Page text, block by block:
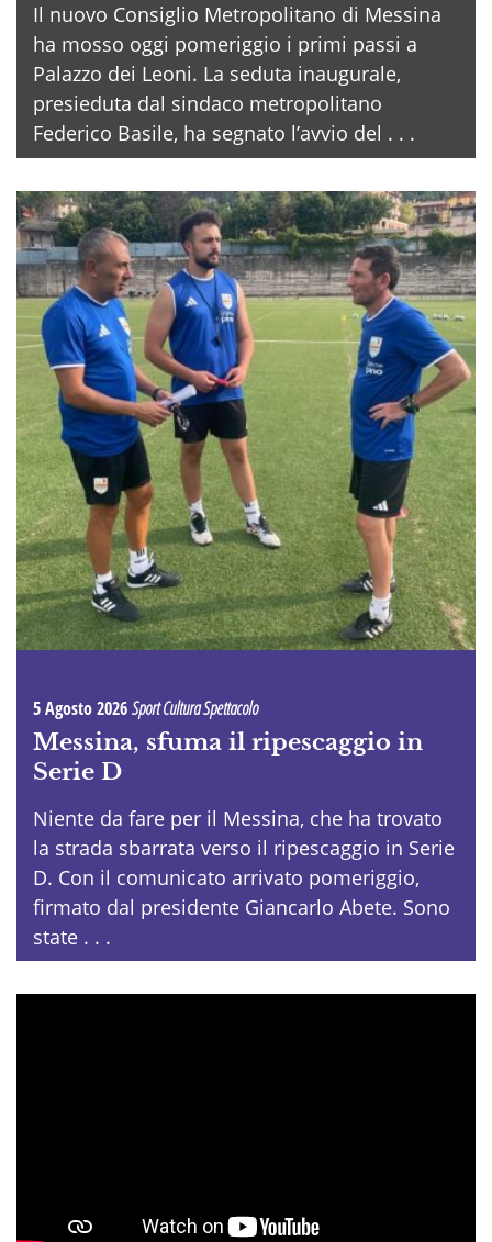
Il nuovo Consiglio Metropolitano di Messina
ha mosso oggi pomeriggio i primi passi a
Palazzo dei Leoni. La seduta inaugurale,
presieduta dal sindaco metropolitano
Federico Basile, ha segnato l’avvio del . . .
5 Agosto 2026Sport Cultura Spettacolo
Messina, sfuma il ripescaggio in
Serie D
Niente da fare per il Messina, che ha trovato
la strada sbarrata verso il ripescaggio in Serie
D. Con il comunicato arrivato pomeriggio,
firmato dal presidente Giancarlo Abete. Sono
state . . .